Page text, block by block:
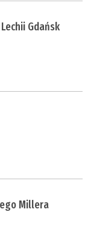
Gdańsk
Millera